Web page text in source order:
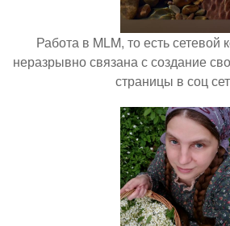
Работа в MLM, то есть сетевой
неразрывно связана с создание
страницы в соц